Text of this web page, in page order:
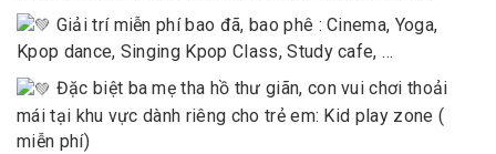
Giải trí miễn phí bao đã, bao phê : Cinema, Yoga,
Kpop dance, Singing Kpop Class, Study cafe, …
Đặc biệt ba mẹ tha hồ thư giãn, con vui chơi thoải
mái tại khu vực dành riêng cho trẻ em: Kid play zone (
miễn phí)